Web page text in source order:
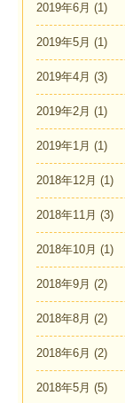
2019年6月 (1)
2019年5月 (1)
2019年4月 (3)
2019年2月 (1)
2019年1月 (1)
2018年12月 (1)
2018年11月 (3)
2018年10月 (1)
2018年9月 (2)
2018年8月 (2)
2018年6月 (2)
2018年5月 (5)